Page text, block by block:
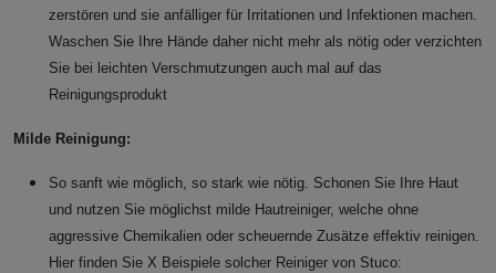
zerstören und sie anfälliger für Irritationen und Infektionen machen.
Waschen Sie Ihre Hände daher nicht mehr als nötig oder verzichten
Sie bei leichten Verschmutzungen auch mal auf das
Reinigungsprodukt
Milde Reinigung:
So sanft wie möglich, so stark wie nötig. Schonen Sie Ihre Haut
und nutzen Sie möglichst milde Hautreiniger, welche ohne
aggressive Chemikalien oder scheuernde Zusätze effektiv reinigen.
Hier finden Sie X Beispiele solcher Reiniger von Stuco: